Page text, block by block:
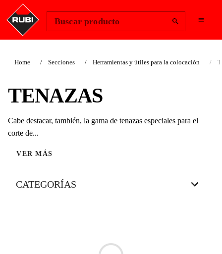
Buscar producto
Home Secciones Herramientas y útiles para la colocación
TENAZAS
Cabe destacar, también, la gama de tenazas especiales para el
corte de...
VER MÁS
CATEGORÍAS